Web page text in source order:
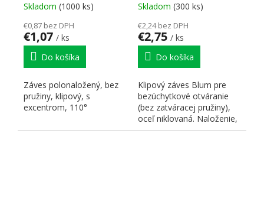
Skladom (1000 ks)
€0,87 bez DPH
€1,07 / ks
Do košíka
Záves polonaložený, bez
pružiny, klipový, s
excentrom, 110°
Skladom (300 ks)
€2,24 bez DPH
€2,75 / ks
Do košíka
Klipový záves Blum pre
bezúchytkové otváranie
(bez zatváracej pružiny),
oceľ niklovaná. Naloženie,
spôsob prichytenia...